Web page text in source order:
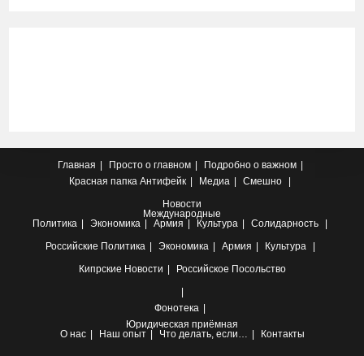
Главная Просто о главном
Подробно о важном
Красная папка Антифейк Медиа
Смешно
Новости
Международные
Политика
Экономика Армия Культура
Солидарность
Российские Политика Экономика Армия
Культура
Кипрские Новости Российское Посольство
Фонотека
Юридическая приёмная
О нас
Наш опыт Что делать, если… Контакты